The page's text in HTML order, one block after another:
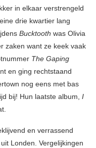
in elkaar verstrengeld
drie kwartier lang
Bucktooth was Olivia
zaken want ze keek vaak
The Gaping
en ging rechtstaand
nog eens met bas
bij! Hun laatste album, I
en verrassend
uit Londen. Vergelijkingen